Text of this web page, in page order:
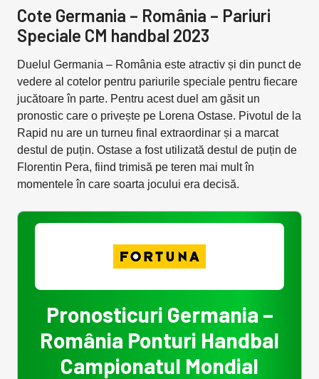
Cote Germania – România – Pariuri
Speciale CM handbal 2023
Duelul Germania – România este atractiv și din punct de
vedere al cotelor pentru pariurile speciale pentru fiecare
jucătoare în parte. Pentru acest duel am găsit un
pronostic care o privește pe Lorena Ostase. Pivotul de la
Rapid nu are un turneu final extraordinar și a marcat
destul de puțin. Ostase a fost utilizată destul de puțin de
Florentin Pera, fiind trimisă pe teren mai mult în
momentele în care soarta jocului era decisă.
Pronosticuri Germania –
România Ponturi Handbal
Campionatul Mondial